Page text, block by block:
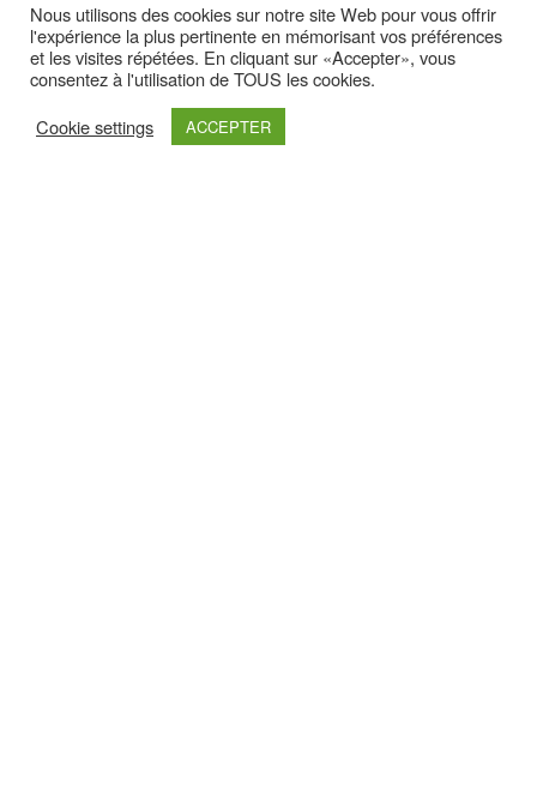
Faire un don
Nous utilisons des cookies sur notre site Web pour vous offrir
l'expérience la plus pertinente en mémorisant vos préférences
et les visites répétées. En cliquant sur «Accepter», vous
consentez à l'utilisation de TOUS les cookies.
Cookie settings
ACCEPTER